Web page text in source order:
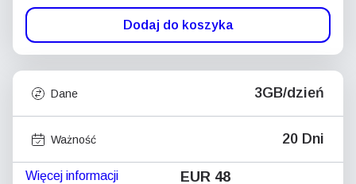
Dodaj do koszyka
Dane 3GB/dzień
Ważność 20 Dni
Więcej informacji EUR 48